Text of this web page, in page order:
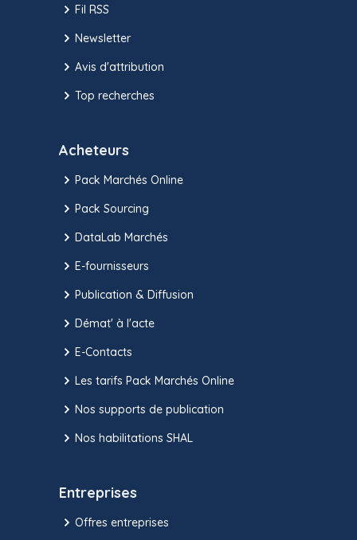
Fil RSS
Newsletter
Avis d'attribution
Top recherches
Acheteurs
Pack Marchés Online
Pack Sourcing
DataLab Marchés
E-fournisseurs
Publication & Diffusion
Démat' à l'acte
E-Contacts
Les tarifs Pack Marchés Online
Nos supports de publication
Nos habilitations SHAL
Entreprises
Offres entreprises